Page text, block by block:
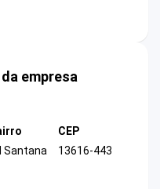
empresa
Santana
CEP
13616-443